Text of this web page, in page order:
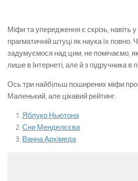
Міфи та упередження є скрізь, навіть
прагматичній штуці як наука їх повно.
задумуємося над цим, не помічаємо,
лише в Інтернеті, але й з підручника в
Ось три найбільш поширених міфи про
Маленький, але цікавий рейтинг:
Яблуко Ньютона
Сни Менделєєва
Ванна Архімеда